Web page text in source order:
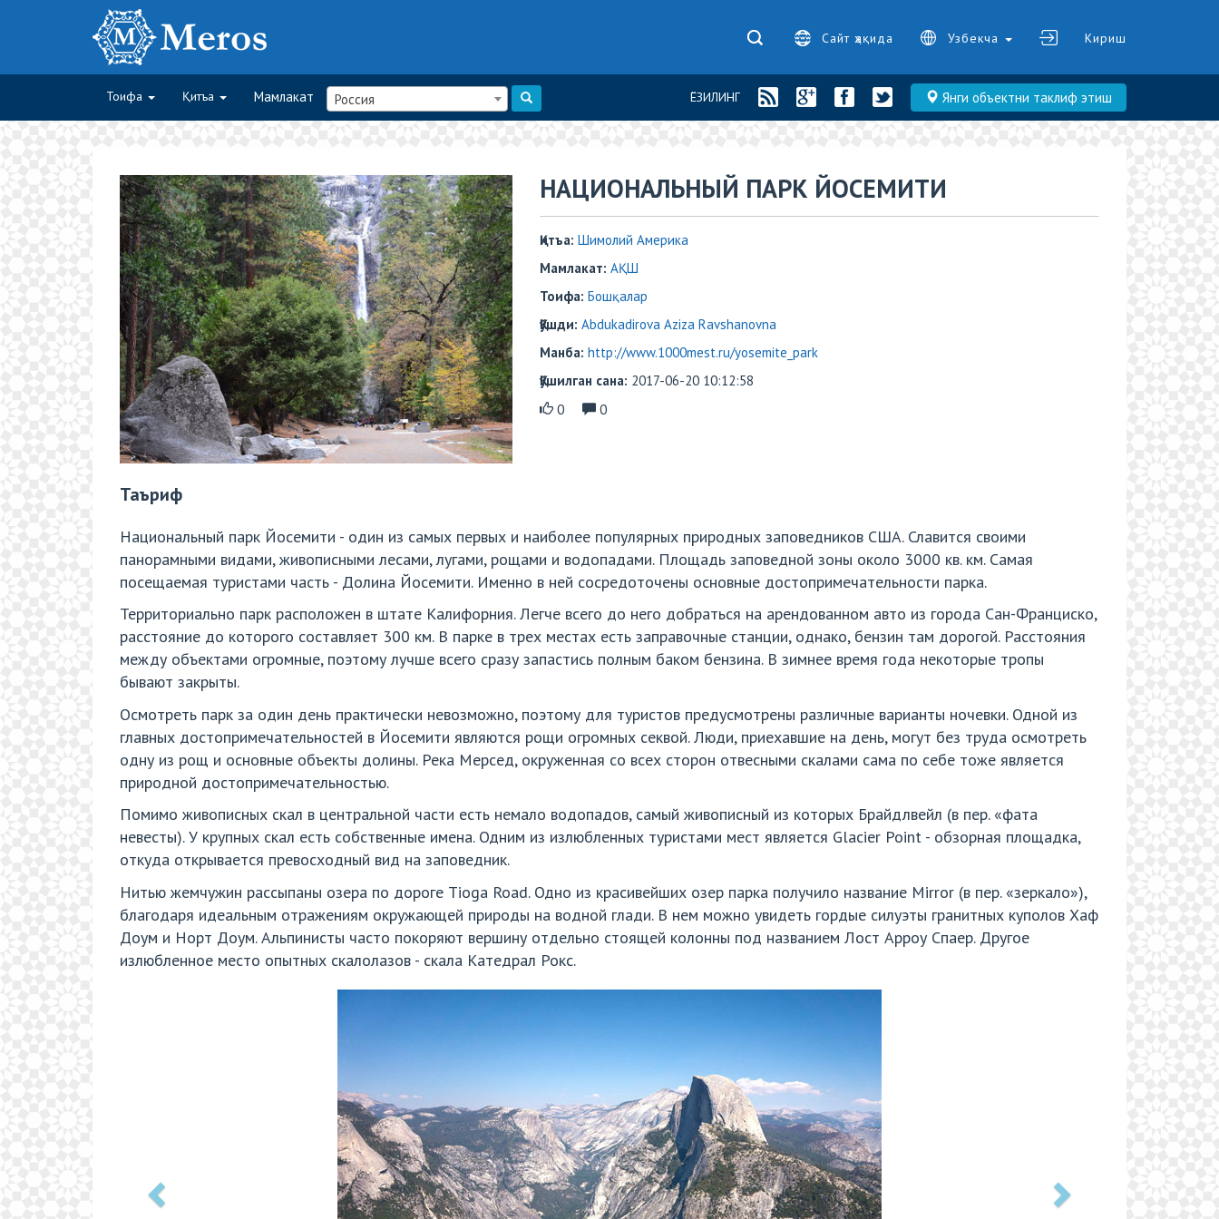
Сайт ҳақида Узбекча Кириш
Тоифа Қитъа Мамлакат Россия Янги объектни таклиф этиш
ЁЗИЛИНГ
​​НАЦИОНАЛЬНЫЙ ПАРК ЙОСЕМИТИ
Қитъа: Шимолий Америка
Мамлакат: АҚШ
Тоифа: Бошқалар
Қўшди: Abdukadirova Aziza Ravshanovna
Манба: http://www.1000mest.ru/yosemite_park
Қўшилган сана: 2017-06-20 10:12:58
0
0
Таъриф
Национальный парк Йосемити - один из самых первых и наиболее популярных природных заповедников США. Славится своими
панорамными видами, живописными лесами, лугами, рощами и водопадами. Площадь заповедной зоны около 3000 кв. км. Самая
посещаемая туристами часть - Долина Йосемити. Именно в ней сосредоточены основные достопримечательности парка.
Территориально парк расположен в штате Калифорния. Легче всего до него добраться на арендованном авто из города Сан-Франциско,
расстояние до которого составляет 300 км. В парке в трех местах есть заправочные станции, однако, бензин там дорогой. Расстояния
между объектами огромные, поэтому лучше всего сразу запастись полным баком бензина. В зимнее время года некоторые тропы
бывают закрыты.
Осмотреть парк за один день практически невозможно, поэтому для туристов предусмотрены различные варианты ночевки. Одной из
главных достопримечательностей в Йосемити являются рощи огромных секвой. Люди, приехавшие на день, могут без труда осмотреть
одну из рощ и основные объекты долины. Река Мерсед, окруженная со всех сторон отвесными скалами сама по себе тоже является
природной достопримечательностью.
Помимо живописных скал в центральной части есть немало водопадов, самый живописный из которых Брайдлвейл (в пер. «фата
невесты). У крупных скал есть собственные имена. Одним из излюбленных туристами мест является Glacier Point - обзорная площадка,
откуда открывается превосходный вид на заповедник.
Нитью жемчужин рассыпаны озера по дороге Tioga Road. Одно из красивейших озер парка получило название Mirror (в пер. «зеркало»),
благодаря идеальным отражениям окружающей природы на водной глади. В нем можно увидеть гордые силуэты гранитных куполов Хаф
Доум и Норт Доум. Альпинисты часто покоряют вершину отдельно стоящей колонны под названием Лост Арроу Спаер. Другое
излюбленное место опытных скалолазов - скала Катедрал Рокс.